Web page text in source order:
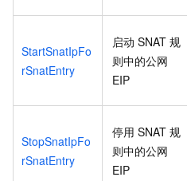
StartSnatIpFo
rSnatEntry
启动 SNAT 规
则中的公网
EIP
StopSnatIpFo
rSnatEntry
停用 SNAT 规
则中的公网
EIP